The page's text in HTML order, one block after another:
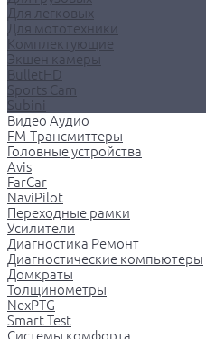
Для легковых
Для мототехники
Комплектующие
Экшен камеры
BulletHD
Sports Cam
Subini
Видео Аудио
FM-Трансмиттеры
Головные устройства
Avis
FarCar
NaviPilot
Переходные рамки
Усилители
Диагностика Ремонт
Диагностические компьютеры
Домкраты
Толщинометры
NexPTG
Smart Test
Системы комфорта